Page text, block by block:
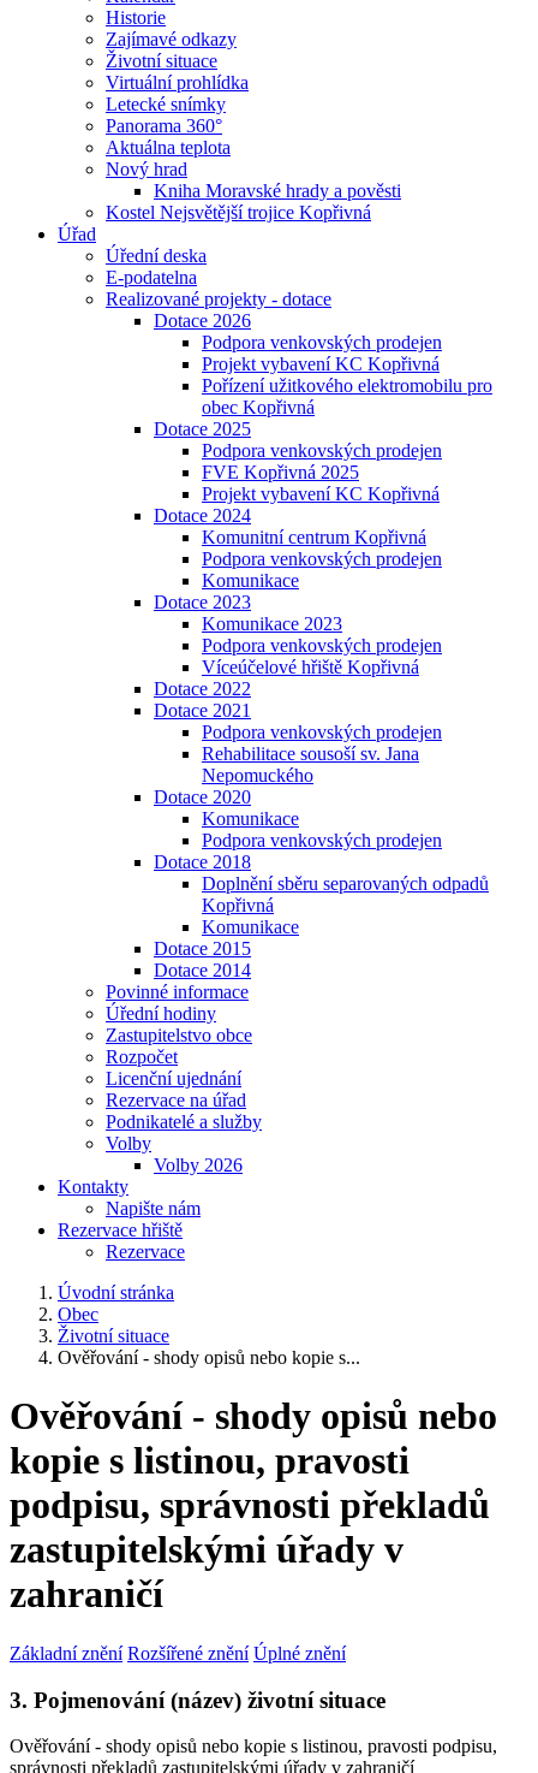
Historie
Zajímavé odkazy
Životní situace
Virtuální prohlídka
Letecké snímky
Panorama 360°
Aktuálna teplota
Nový hrad
Kniha Moravské hrady a pověsti
Kostel Nejsvětější trojice Kopřivná
Úřad
Úřední deska
E-podatelna
Realizované projekty - dotace
Dotace 2026
Podpora venkovských prodejen
Projekt vybavení KC Kopřivná
Pořízení užitkového elektromobilu pro
obec Kopřivná
Dotace 2025
Podpora venkovských prodejen
FVE Kopřivná 2025
Projekt vybavení KC Kopřivná
Dotace 2024
Komunitní centrum Kopřivná
Podpora venkovských prodejen
Komunikace
Dotace 2023
Komunikace 2023
Podpora venkovských prodejen
Víceúčelové hřiště Kopřivná
Dotace 2022
Dotace 2021
Podpora venkovských prodejen
Rehabilitace sousoší sv. Jana
Nepomuckého
Dotace 2020
Komunikace
Podpora venkovských prodejen
Dotace 2018
Doplnění sběru separovaných odpadů
Kopřivná
Komunikace
Dotace 2015
Dotace 2014
Povinné informace
Úřední hodiny
Zastupitelstvo obce
Rozpočet
Licenční ujednání
Rezervace na úřad
Podnikatelé a služby
Volby
Volby 2026
Kontakty
Napište nám
Rezervace hřiště
Rezervace
Úvodní stránka
Obec
Životní situace
Ověřování - shody opisů nebo kopie s...
Ověřování - shody opisů nebo
kopie s listinou, pravosti
podpisu, správnosti překladů
zastupitelskými úřady v
zahraničí
Základní znění Rozšířené znění Úplné znění
3. Pojmenování (název) životní situace
Ověřování - shody opisů nebo kopie s listinou, pravosti podpisu,
správnosti překladů zastupitelskými úřady v zahraničí